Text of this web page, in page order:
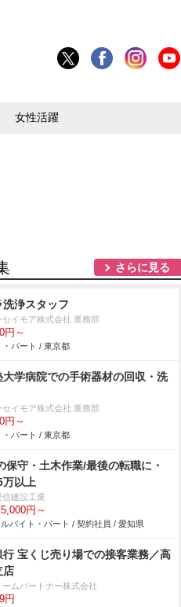
女性活躍
さらに見る
洗浄スタッフ
セイモア株式会社 業務部
円～
・パート / 東京都
大学病院での手術器材の回収・洗
セイモア株式会社 業務部
円～
・パート / 東京都
保守・土木作業/最後の転職に・
万以上
建設工業
円～
バイト・パート / 契約社員 / 愛知県
行 宝くじ売り場での接客業務／高
店
ムパートナー株式会社
円